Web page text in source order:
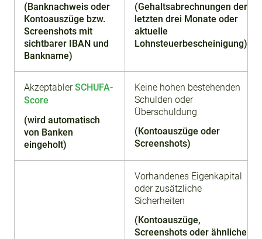
(Banknachweis oder
Kontoauszüge bzw.
Screenshots mit
sichtbarer IBAN und
Bankname)
(Gehaltsabrechnungen der
letzten drei Monate oder
aktuelle
Lohnsteuerbescheinigung)
AkzeptablerSCHUFA-
Score
(wird automatisch
von Banken
eingeholt)
Keine hohen bestehenden
Schulden oder
Überschuldung
(Kontoauszüge oder
Screenshots)
Vorhandenes Eigenkapital
oder zusätzliche
Sicherheiten
(Kontoauszüge,
Screenshots oder ähnliche